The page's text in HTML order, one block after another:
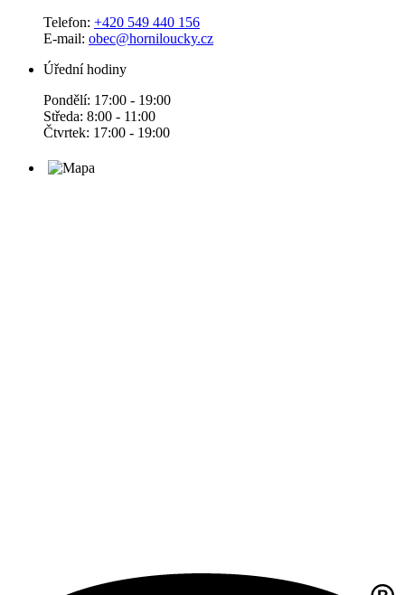
Telefon: +420 549 440 156
E-mail: obec@horniloucky.cz
Úřední hodiny
Pondělí: 17:00 - 19:00
Středa: 8:00 - 11:00
Čtvrtek: 17:00 - 19:00